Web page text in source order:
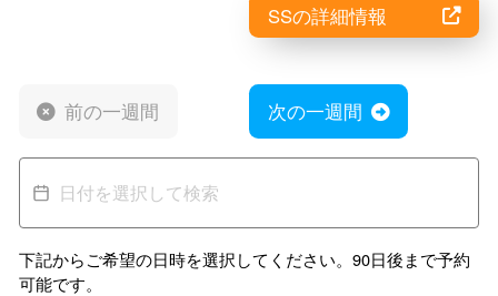
SSの詳細情報
前の一週間 次の一週間
下記からご希望の日時を選択してください。90日後まで予約
可能です。